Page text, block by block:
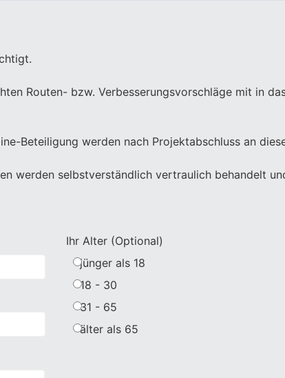
Routen- bzw. Verbesserungsvorschläge mit in
Beteiligung werden nach Projektabschluss an
werden selbstverständlich vertraulich behandelt
Ihr Alter (Optional)
jünger als 18
18 - 30
31 - 65
älter als 65